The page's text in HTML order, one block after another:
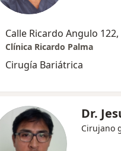
Calle Ricardo Angulo
Clínica Ricardo Palma
Cirugía Bariátrica
Dr.
Cirujano